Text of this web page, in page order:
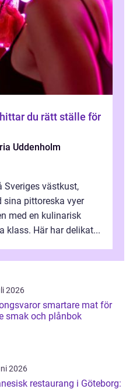
du rätt ställe för
Uddenholm
Sveriges västkust,
sina pittoreska vyer
med en kulinarisk
klass. Här har delikat...
2026
smartare mat för
smak och plånbok
2026
restaurang i Göteborg: